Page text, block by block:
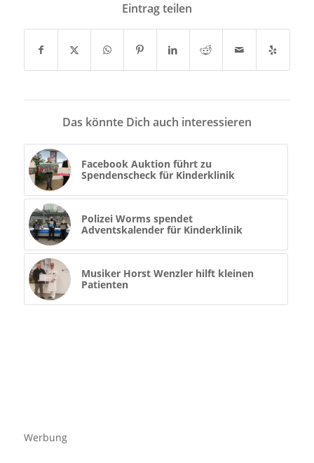
Eintrag teilen
Das könnte Dich auch interessieren
Facebook Auktion führt zu
Spendenscheck für Kinderklinik
Polizei Worms spendet
Adventskalender für Kinderklinik
Musiker Horst Wenzler hilft kleinen
Patienten
Werbung